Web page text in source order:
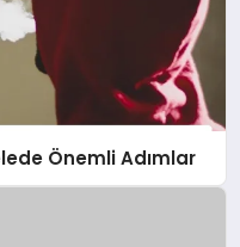
Önemli Adımlar